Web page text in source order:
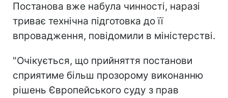
Постанова вже набула чинності, наразі
триває технічна підготовка до її
впровадження, повідомили в міністерстві.
"Очікується, що прийняття постанови
сприятиме більш прозорому виконанню
рішень Європейського суду з прав